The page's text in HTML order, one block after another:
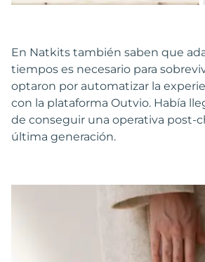
En Natkits también saben que
tiempos es necesario para
optaron por automatizar la
con la plataforma Outvio. Había
de conseguir una operativa post-
última generación.